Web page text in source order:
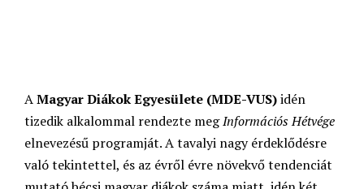
AMagyar Diákok Egyesülete (MDE-VUS)idén
tizedik alkalommal rendezte megInformációs Hétvége
elnevezésű programját. A tavalyi nagy érdeklődésre
való tekintettel, és az évről évre növekvő tendenciát